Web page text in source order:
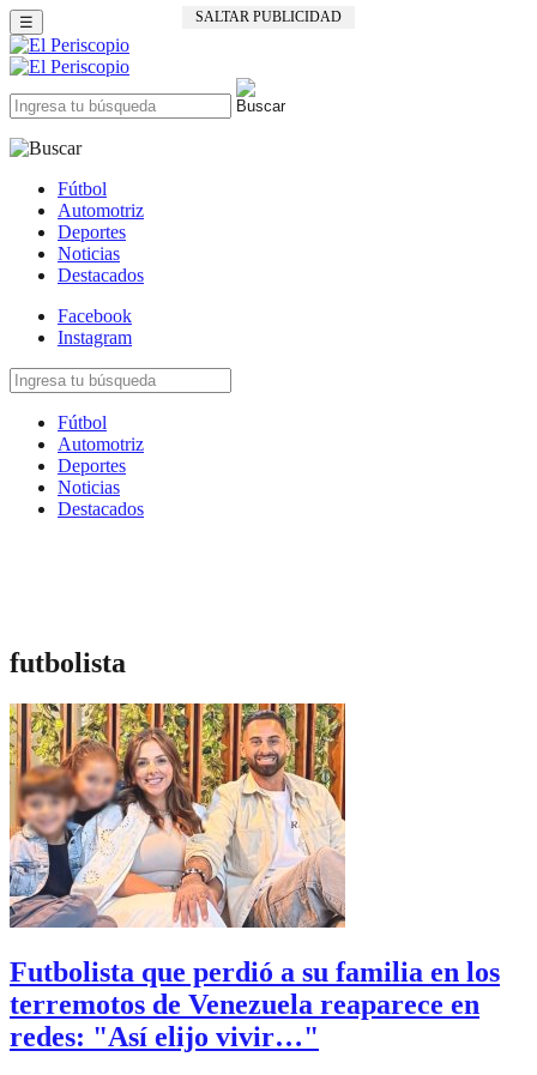
SALTAR PUBLICIDAD
☰
Fútbol
Automotriz
Deportes
Noticias
Destacados
Facebook
Instagram
Fútbol
Automotriz
Deportes
Noticias
Destacados
futbolista
Futbolista que perdió a su familia en los
terremotos de Venezuela reaparece en
redes: "Así elijo vivir…"